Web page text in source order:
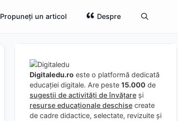
Propuneți un articol Despre
Digitaledu.ro este o platformă dedicată
educației digitale. Are peste 15.000 de
sugestii de activități de învățare și
resurse educaționale deschise create
de cadre didactice, selectate, revizuite și